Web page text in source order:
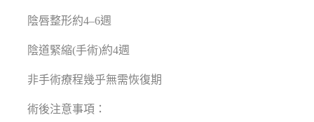
陰唇整形約4–6週
陰道緊縮(手術)約4週
非手術療程幾乎無需恢復期
術後注意事項：